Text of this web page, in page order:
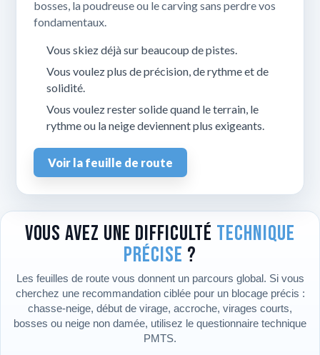
bosses, la poudreuse ou le carving sans perdre vos
fondamentaux.
Vous skiez déjà sur beaucoup de pistes.
Vous voulez plus de précision, de rythme et de
solidité.
Vous voulez rester solide quand le terrain, le
rythme ou la neige deviennent plus exigeants.
Voir la feuille de route
Vous avez une difficulté technique
précise ?
Les feuilles de route vous donnent un parcours global. Si vous
cherchez une recommandation ciblée pour un blocage précis :
chasse-neige, début de virage, accroche, virages courts,
bosses ou neige non damée, utilisez le questionnaire technique
PMTS.